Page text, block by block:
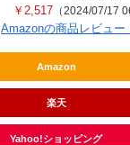
￥2,517（2024/07/17
Amazonの商品レビュー
Amazon
楽天
Yahoo!ショッピング